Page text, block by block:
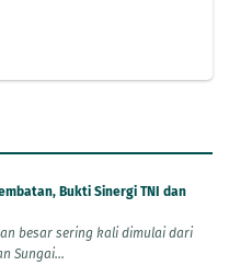
Bukti Sinergi TNI dan
besar sering kali dimulai dari
Sungai...